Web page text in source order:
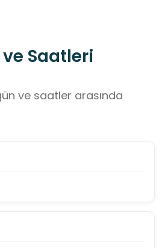
Saatleri
ve saatler arasında